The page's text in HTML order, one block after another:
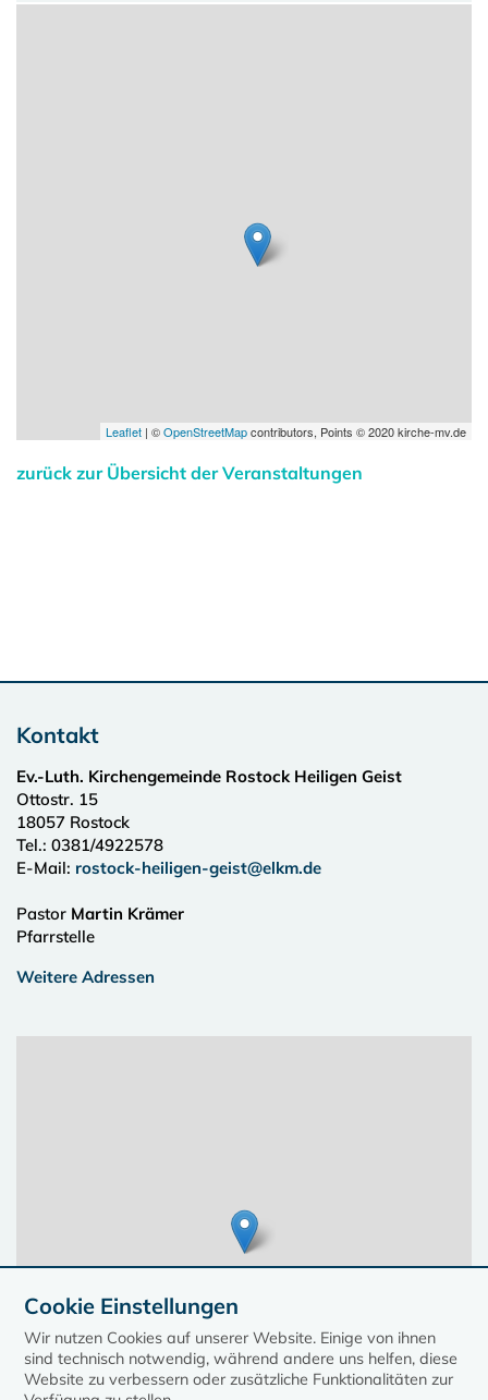
Leaflet | ©OpenStreetMapcontributors, Points © 2020 kirche-mv.de
zurück zur Übersicht der Veranstaltungen
Kontakt
Ev.-Luth. Kirchengemeinde Rostock Heiligen Geist
Ottostr. 15
18057 Rostock
Tel.: 0381/4922578
E-Mail: rostock-heiligen-geist@elkm.de
Pastor Martin Krämer
Pfarrstelle
Weitere Adressen
Cookie Einstellungen
Wir nutzen Cookies auf unserer Website. Einige von ihnen
sind technisch notwendig, während andere uns helfen, diese
Website zu verbessern oder zusätzliche Funktionalitäten zur